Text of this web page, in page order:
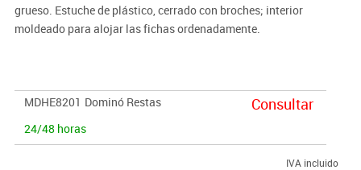
grueso. Estuche de plástico, cerrado con broches; interior
moldeado para alojar las fichas ordenadamente.
MDHE8201 Dominó Restas
24/48 horas
Consultar
IVA incluido